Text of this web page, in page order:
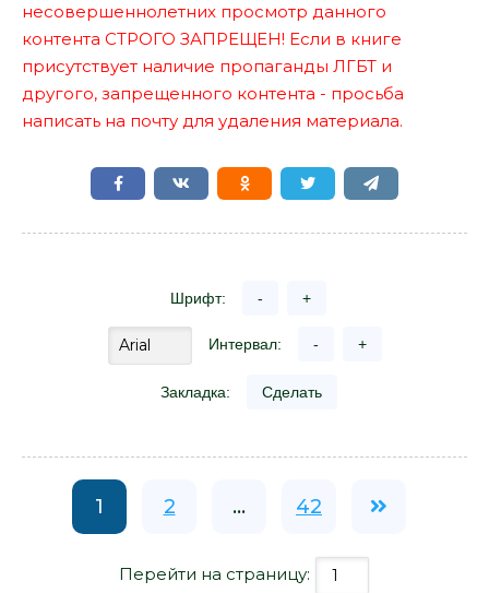
несовершеннолетних просмотр данного
контента СТРОГО ЗАПРЕЩЕН! Если в книге
присутствует наличие пропаганды ЛГБТ и
другого, запрещенного контента - просьба
написать на почту для удаления материала.
Шрифт: - +
Интервал: - +
Закладка: Сделать
1 2 ... 42
Перейти на страницу: